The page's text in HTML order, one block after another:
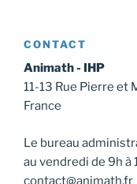
CONTACT
Animath - IHP
11-13 Rue Pierre et
France
Le bureau
au vendredi de 9h à
contact@animath.fr